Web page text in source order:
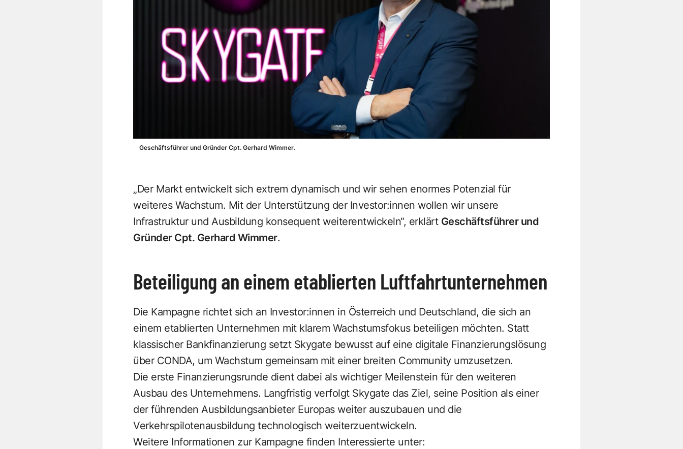
Geschäftsführer und Gründer Cpt. Gerhard Wimmer.
„Der Markt entwickelt sich extrem dynamisch und wir sehen enormes Potenzial für
weiteres Wachstum. Mit der Unterstützung der Investor:innen wollen wir unsere
Infrastruktur und Ausbildung konsequent weiterentwickeln“, erklärt Geschäftsführer und
Gründer Cpt. Gerhard Wimmer.
Beteiligung an einem etablierten Luftfahrtunternehmen
Die Kampagne richtet sich an Investor:innen in Österreich und Deutschland, die sich an
einem etablierten Unternehmen mit klarem Wachstumsfokus beteiligen möchten. Statt
klassischer Bankfinanzierung setzt Skygate bewusst auf eine digitale Finanzierungslösung
über CONDA, um Wachstum gemeinsam mit einer breiten Community umzusetzen.
Die erste Finanzierungsrunde dient dabei als wichtiger Meilenstein für den weiteren
Ausbau des Unternehmens. Langfristig verfolgt Skygate das Ziel, seine Position als einer
der führenden Ausbildungsanbieter Europas weiter auszubauen und die
Verkehrspilotenausbildung technologisch weiterzuentwickeln.
Weitere Informationen zur Kampagne finden Interessierte unter: